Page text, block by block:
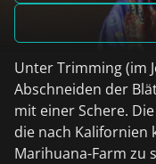
Unter Trimming (im
Abschneiden der
mit einer Schere. Die Trimmigranten sind Menschen,
die nach Kalifornien
Marihuana-Farm zu